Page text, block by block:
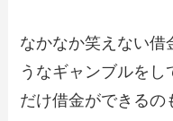
なかなか笑えない借
うなギャンブルを
だけ借金ができるの